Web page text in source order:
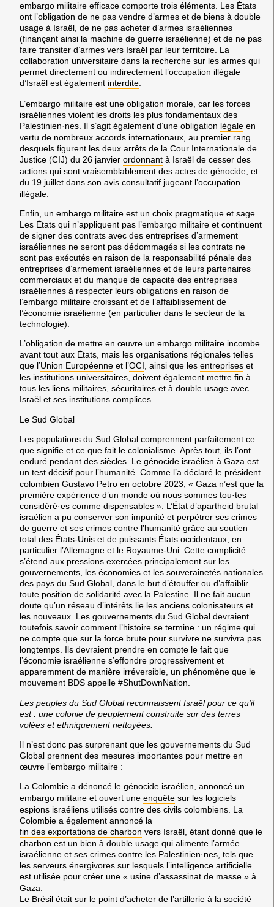
embargo militaire efficace comporte trois éléments. Les États
ont l’obligation de ne pas vendre d’armes et de biens à double
usage à Israël, de ne pas acheter d’armes israéliennes
(finançant ainsi la machine de guerre israélienne) et de ne pas
faire transiter d’armes vers Israël par leur territoire. La
collaboration universitaire dans la recherche sur les armes qui
permet directement ou indirectement l’occupation illégale
d’Israël est également interdite.
L’embargo militaire est une obligation morale, car les forces
israéliennes violent les droits les plus fondamentaux des
Palestinien·nes. Il s’agit également d’une obligation légale en
vertu de nombreux accords internationaux, au premier rang
desquels figurent les deux arrêts de la Cour Internationale de
Justice (CIJ) du 26 janvier ordonnant à Israël de cesser des
actions qui sont vraisemblablement des actes de génocide, et
du 19 juillet dans son avis consultatif jugeant l’occupation
illégale.
Enfin, un embargo militaire est un choix pragmatique et sage.
Les États qui n’appliquent pas l’embargo militaire et continuent
de signer des contrats avec des entreprises d’armement
israéliennes ne seront pas dédommagés si les contrats ne
sont pas exécutés en raison de la responsabilité pénale des
entreprises d’armement israéliennes et de leurs partenaires
commerciaux et du manque de capacité des entreprises
israéliennes à respecter leurs obligations en raison de
l’embargo militaire croissant et de l’affaiblissement de
l’économie israélienne (en particulier dans le secteur de la
technologie).
L’obligation de mettre en œuvre un embargo militaire incombe
avant tout aux États, mais les organisations régionales telles
que l’Union Européenne et l’OCI, ainsi que les entreprises et
les institutions universitaires, doivent également mettre fin à
tous les liens militaires, sécuritaires et à double usage avec
Israël et ses institutions complices.
Le Sud Global
Les populations du Sud Global comprennent parfaitement ce
que signifie et ce que fait le colonialisme. Après tout, ils l’ont
enduré pendant des siècles. Le génocide israélien à Gaza est
un test décisif pour l’humanité. Comme l’a déclaré le président
colombien Gustavo Petro en octobre 2023, « Gaza n’est que la
première expérience d’un monde où nous sommes tou·tes
considéré·es comme dispensables ». L’État d’apartheid brutal
israélien a pu conserver son impunité et perpétrer ses crimes
de guerre et ses crimes contre l’humanité grâce au soutien
total des États-Unis et de puissants États occidentaux, en
particulier l’Allemagne et le Royaume-Uni. Cette complicité
s’étend aux pressions exercées principalement sur les
gouvernements, les économies et les souverainetés nationales
des pays du Sud Global, dans le but d’étouffer ou d’affaiblir
toute position de solidarité avec la Palestine. Il ne fait aucun
doute qu’un réseau d’intérêts lie les anciens colonisateurs et
les nouveaux. Les gouvernements du Sud Global devraient
toutefois savoir comment l’histoire se termine : un régime qui
ne compte que sur la force brute pour survivre ne survivra pas
longtemps. Ils devraient prendre en compte le fait que
l’économie israélienne s’effondre progressivement et
apparemment de manière irréversible, un phénomène que le
mouvement BDS appelle #ShutDownNation.
Les peuples du Sud Global reconnaissent Israël pour ce qu’il
est : une colonie de peuplement construite sur des terres
volées et ethniquement nettoyées.
Il n’est donc pas surprenant que les gouvernements du Sud
Global prennent des mesures importantes pour mettre en
œuvre l’embargo militaire :
La Colombie a dénoncé le génocide israélien, annoncé un
embargo militaire et ouvert une enquête sur les logiciels
espions israéliens utilisés contre des civils colombiens. La
Colombie a également annoncé la
fin des exportations de charbon vers Israël, étant donné que le
charbon est un bien à double usage qui alimente l’armée
israélienne et ses crimes contre les Palestinien·nes, tels que
les serveurs énergivores sur lesquels l’intelligence artificielle
est utilisée pour créer une « usine d’assassinat de masse » à
Gaza.
Le Brésil était sur le point d’acheter de l’artillerie à la société